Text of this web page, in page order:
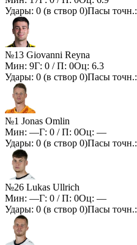
Удары: 0 (в створ 0)Пасы точн.:
№13 Giovanni Reyna
Мин: 9Г: 0 / П: 0Оц: 6.3
Удары: 0 (в створ 0)Пасы точн.:
№1 Jonas Omlin
Мин: —Г: 0 / П: 0Оц: —
Удары: 0 (в створ 0)Пасы точн.:
№26 Lukas Ullrich
Мин: —Г: 0 / П: 0Оц: —
Удары: 0 (в створ 0)Пасы точн.: